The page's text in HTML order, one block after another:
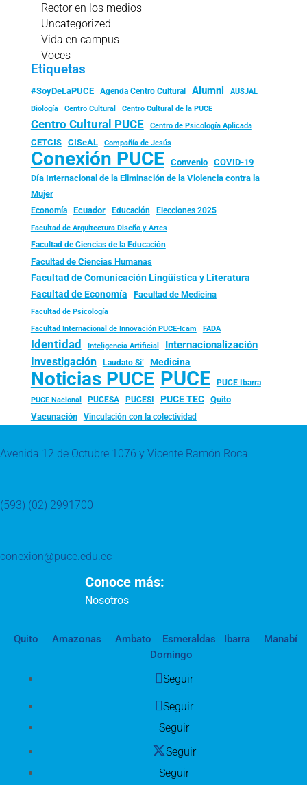
Rector en los medios
Uncategorized
Vida en campus
Voces
Etiquetas
#SoyDeLaPUCE Agenda Centro Cultural Alumni
AUSJAL
Biología
Centro Cultural Centro Cultural de la PUCE
Centro Cultural PUCE Centro de Psicología Aplicada
CETCIS CISeAL Compañía de Jesús
Conexión PUCE Convenio
COVID-19
Día Internacional de la Eliminación de la Violencia contra la
Mujer
Economía Ecuador Educación Elecciones 2025
Facultad de Arquitectura Diseño y Artes
Facultad de Ciencias de la Educación
Facultad de Ciencias Humanas
Facultad de Comunicación Lingüística y Literatura
Facultad de Economía Facultad de Medicina
Facultad de Psicología
Facultad Internacional de Innovación PUCE-Icam FADA
Identidad Inteligencia Artificial Internacionalización
Investigación Laudato Si’ Medicina
Noticias PUCE PUCE PUCE Ibarra
PUCE Nacional PUCESA PUCESI PUCE TEC
Quito
Vacunación
Vinculación con la colectividad
Avenida 12 de Octubre 1076 y Vicente Ramón Roca
(593) (02) 2991700
conexion@puce.edu.ec
Conoce más:
Nosotros
Quito Amazonas Ambato Esmeraldas Ibarra
Manabí
Domingo
Seguir
Seguir
Seguir
Seguir
Seguir